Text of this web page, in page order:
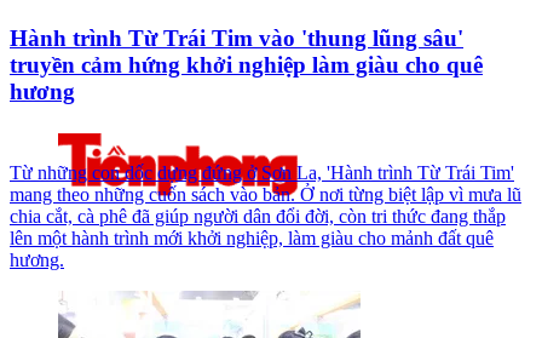
Hành trình Từ Trái Tim vào 'thung lũng sâu'
truyền cảm hứng khởi nghiệp làm giàu cho quê
hương
Từ những con dốc dựng đứng ở Sơn La, 'Hành trình Từ Trái Tim'
mang theo những cuốn sách vào bản. Ở nơi từng biệt lập vì mưa lũ
chia cắt, cà phê đã giúp người dân đổi đời, còn tri thức đang thắp
lên một hành trình mới khởi nghiệp, làm giàu cho mảnh đất quê
hương.